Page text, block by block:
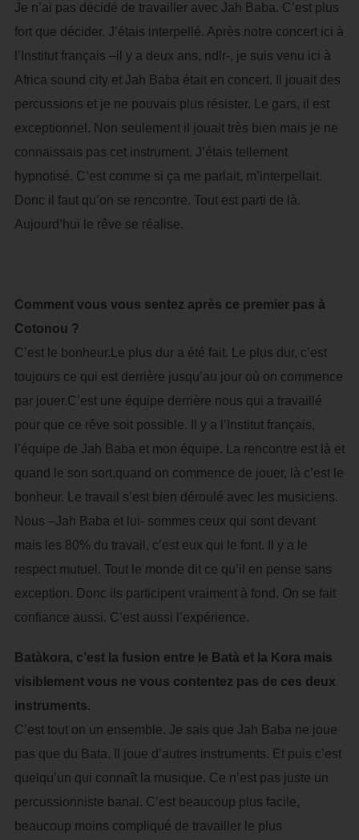
Je n’ai pas décidé de travailler avec Jah Baba. C’est plus
fort que décider. J’étais interpellé. Après notre concert ici à
l’Institut français –il y a deux ans, ndlr-, je suis venu ici à
Africa sound city et Jah Baba était en concert. Il jouait des
percussions et je ne pouvais plus résister. Le gars, il est
exceptionnel. Non seulement il jouait très bien mais je ne
connaissais pas cet instrument. J’étais tellement
hypnotisé. C’est comme si ça me parlait, m’interpellait.
Donc il faut qu’on se rencontre. Tout est parti de là.
Aujourd’hui le rêve se réalise.
Comment vous vous sentez après ce premier pas à
Cotonou ?
C’est le bonheur.Le plus dur a été fait. Le plus dur, c’est
toujours ce qui est derrière jusqu’au jour où on commence
par jouer.C’est une équipe derrière nous qui a travaillé
pour que ce rêve soit possible. Il y a l’Institut français,
l’équipe de Jah Baba et mon équipe. La rencontre est là et
quand le son sort,quand on commence de jouer, là c’est le
bonheur. Le travail s’est bien déroulé avec les musiciens.
Nous –Jah Baba et lui- sommes ceux qui sont devant
mais les 80% du travail, c’est eux qui le font. Il y a le
respect mutuel. Tout le monde dit ce qu’il en pense sans
exception. Donc ils participent vraiment à fond. On se fait
confiance aussi. C’est aussi l’expérience.
Batàkora, c’est la fusion entre le Batà et la Kora mais
visiblement vous ne vous contentez pas de ces deux
instruments.
C’est tout on un ensemble. Je sais que Jah Baba ne joue
pas que du Bata. Il joue d’autres instruments. Et puis c’est
quelqu’un qui connaît la musique. Ce n’est pas juste un
percussionniste banal. C’est beaucoup plus facile,
beaucoup moins compliqué de travailler le plus